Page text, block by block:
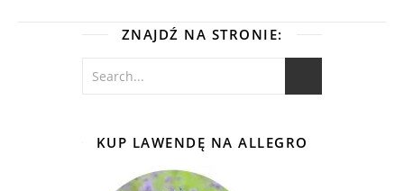
ZNAJDŹ NA STRONIE:
KUP LAWENDĘ NA ALLEGRO